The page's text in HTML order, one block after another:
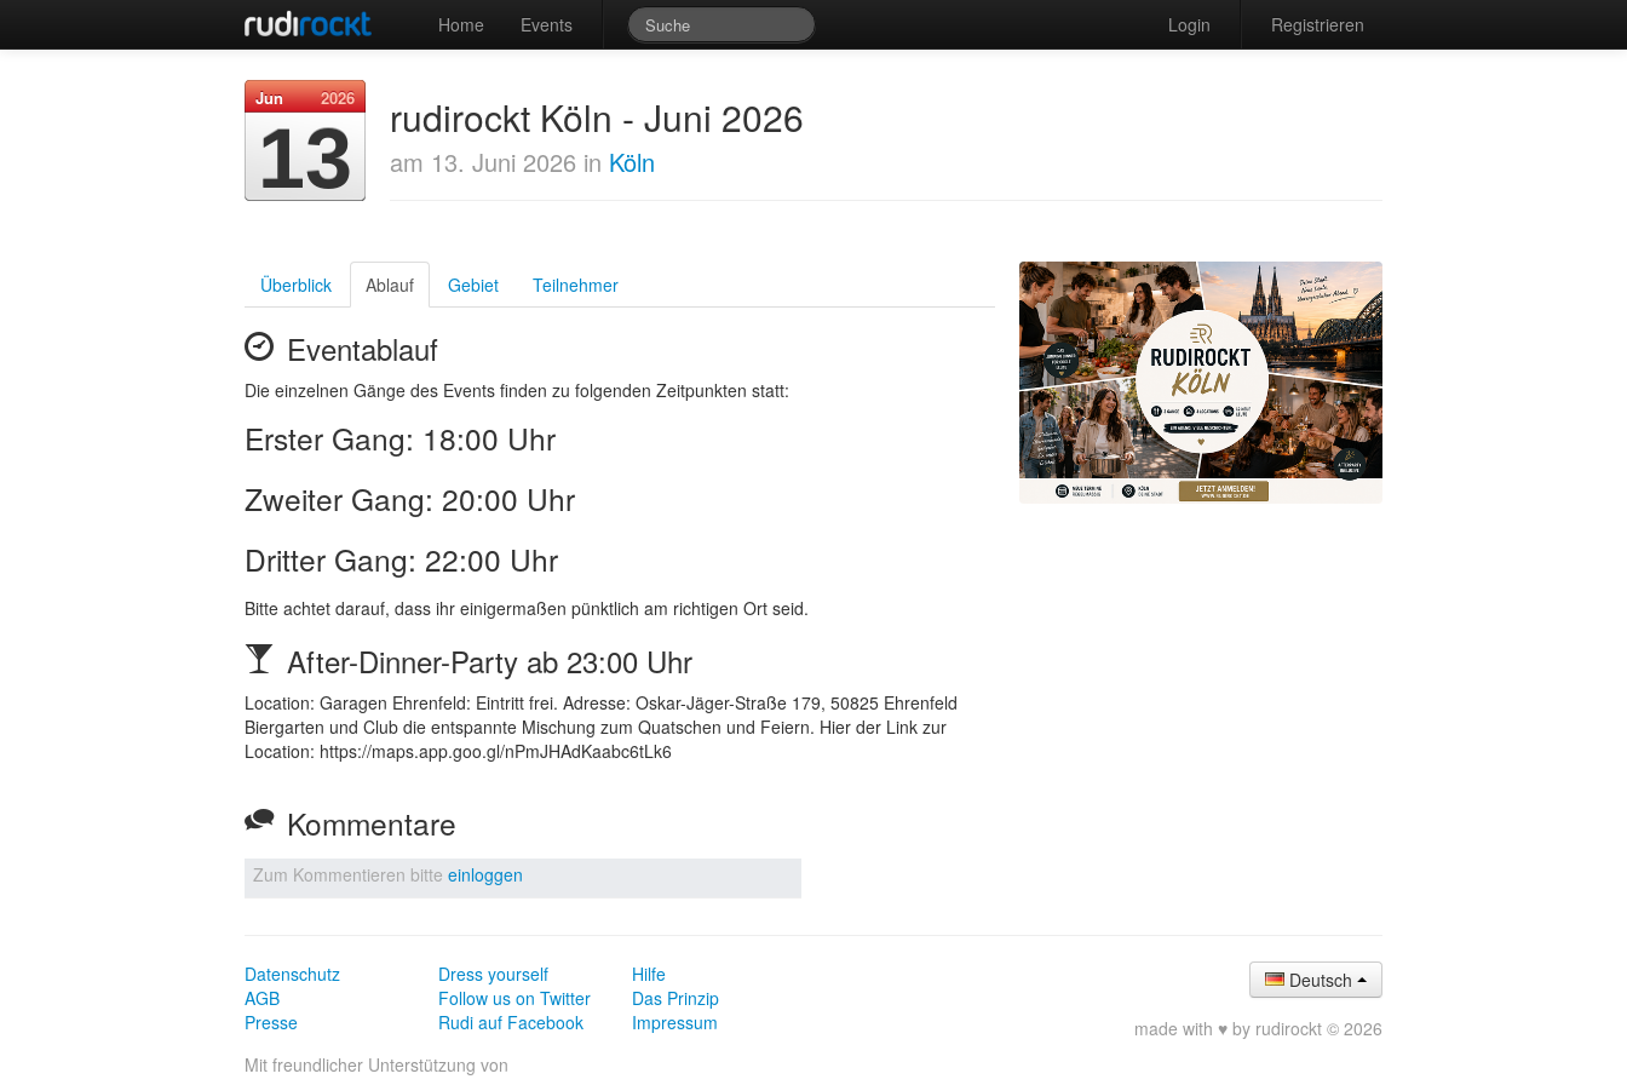
Home Events Login Registrieren
2026
Jun
13 rudirockt Köln - Juni 2026
am 13. Juni 2026 in Köln
Überblick Ablauf Gebiet Teilnehmer
Eventablauf
Die einzelnen Gänge des Events finden zu folgenden Zeitpunkten statt:
Erster Gang: 18:00 Uhr
Zweiter Gang: 20:00 Uhr
Dritter Gang: 22:00 Uhr
Bitte achtet darauf, dass ihr einigermaßen pünktlich am richtigen Ort seid.
After-Dinner-Party ab 23:00 Uhr
Location: Garagen Ehrenfeld: Eintritt frei. Adresse: Oskar-Jäger-Straße 179, 50825 Ehrenfeld
Biergarten und Club die entspannte Mischung zum Quatschen und Feiern. Hier der Link zur
Location: https://maps.app.goo.gl/nPmJHAdKaabc6tLk6
Kommentare
Zum Kommentieren bitte einloggen
Datenschutz
AGB
Presse
Dress yourself
Follow us on Twitter
Rudi auf Facebook
Hilfe
Das Prinzip
Impressum
Deutsch
made with ♥ by rudirockt © 2026
Mit freundlicher Unterstützung von